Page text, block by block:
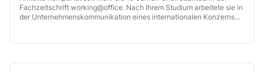
Fachzeitschrift working@office. Nach Ihrem Studium arbeitete sie in
der Unternehmenskommunikation eines internationalen Konzerns